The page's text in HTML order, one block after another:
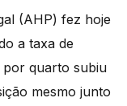
(AHP) fez hoje
a taxa de
por quarto subiu
mesmo junto